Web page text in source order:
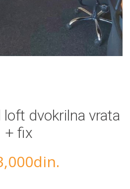
loft dvokrilna vrata
+ fix
din.